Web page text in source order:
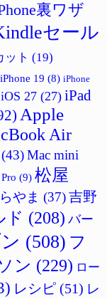
裏ワザ
セール
ット (19)
iPhone 19 (8) iPhone
iOS 27 (27) iPad
Apple
Air
(43)Mac mini
(9) 松屋
やま (37)吉野
ド (208) バー
(508) フ
ン (229) ロー
レシピ (51) レ